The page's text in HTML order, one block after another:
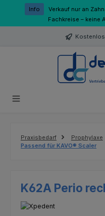
Zum Hauptinhalt springen
Info
Verkauf nur an
Fachkreise – keine
Praxisbedarf Prophylaxe
Passend für KAVO® Scaler
K62A Perio